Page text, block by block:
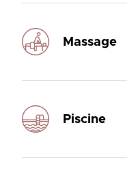
Massage
Piscine